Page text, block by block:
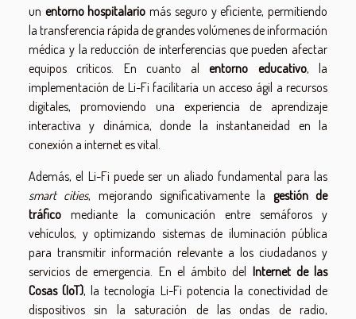
un entorno hospitalario más seguro y eficiente, permitiendo
la transferencia rápida de grandes volúmenes de información
médica y la reducción de interferencias que pueden afectar
equipos críticos. En cuanto alentorno educativo, la
implementación de Li-Fi facilitaría un acceso ágil a recursos
digitales, promoviendo una experiencia de aprendizaje
interactiva y dinámica, donde la instantaneidad en la
conexión a internet es vital.
Además, el Li-Fi puede ser un aliado fundamental para las
smart cities, mejorando significativamente la gestión de
tráfico mediante la comunicación entre semáforos y
vehículos, y optimizando sistemas de iluminación pública
para transmitir información relevante a los ciudadanos y
servicios de emergencia. En el ámbito del Internet de las
Cosas (IoT), la tecnología Li-Fi potencia la conectividad de
dispositivos sin la saturación de las ondas de radio,